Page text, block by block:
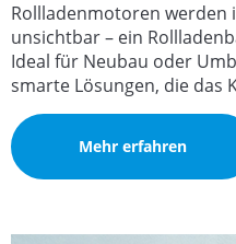
Rollladenmotoren werden
unsichtbar – ein
Ideal für Neubau oder
smarte Lösungen, die das
Mehr erfahren